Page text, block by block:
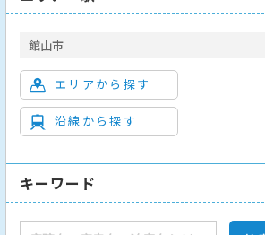
館山市
エリアから探す
沿線から探す
キーワード